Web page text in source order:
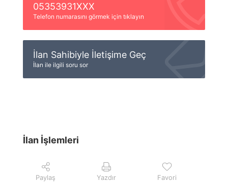
05353931XXX
Telefon numarasını görmek için tıklayın
İlan Sahibiyle İletişime Geç
İlan ile ilgili soru sor
İlan İşlemleri
Paylaş Yazdır Favori